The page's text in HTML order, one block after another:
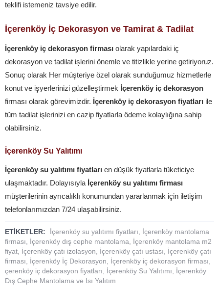
teklifi istemeniz tavsiye edilir.
İçerenköy İç Dekorasyon ve Tamirat & Tadilat
İçerenköy iç dekorasyon firması olarak yapılardaki iç
dekorasyon ve tadilat işlerini önemle ve titizlikle yerine getiriyoruz.
Sonuç olarak Her müşteriye özel olarak sunduğumuz hizmetlerle
konut ve işyerlerinizi güzelleştirmek İçerenköy iç dekorasyon
firması olarak görevimizdir. İçerenköy iç dekorasyon fiyatları ile
tüm tadilat işlerinizi en cazip fiyatlarla ödeme kolaylığına sahip
olabilirsiniz.
İçerenköy Su Yalıtımı
İçerenköy su yalıtımı fiyatları en düşük fiyatlarla tüketiciye
ulaşmaktadır. Dolayısıyla İçerenköy su yalıtımı firması
müşterilerinin ayrıcalıklı konumundan yararlanmak için iletişim
telefonlarımızdan 7/24 ulaşabilirsiniz.
ETİKETLER: İçerenköy su yalıtımı fiyatları
İçerenköy mantolama
firması
İçerenköy dış cephe mantolama
İçerenköy mantolama m2
fiyat İçerenköy çatı izolasyon İçerenköy çatı ustası
İçerenköy çatı
firması
İçerenköy İç Dekorasyon İçerenköy iç dekorasyon firması
çerenköy iç dekorasyon fiyatları
İçerenköy Su Yalıtımı
İçerenköy
Dış Cephe Mantolama ve Isı Yalıtım